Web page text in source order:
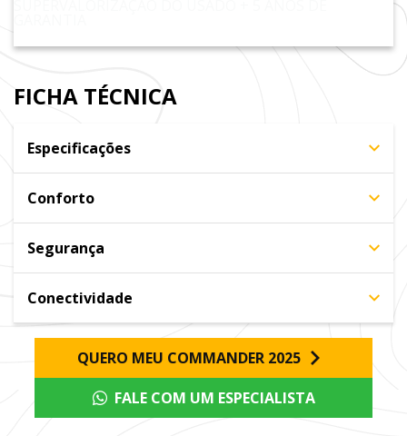
FICHA TÉCNICA
Especificações
Conforto
Segurança
Conectividade
QUERO MEU COMMANDER 2025
FALE COM UM ESPECIALISTA